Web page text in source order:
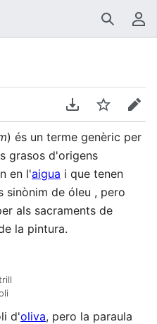
Buscar
Descarregar en
Vigilar
) és un terme genèric per
grasos d'origens
en l'aigua i que tenen
sinònim de óleu , pero
als sacraments de
la pintura.
d'oliva, pero la paraula